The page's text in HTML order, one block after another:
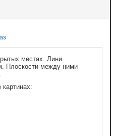
местах. Лини
Плоскости между ними